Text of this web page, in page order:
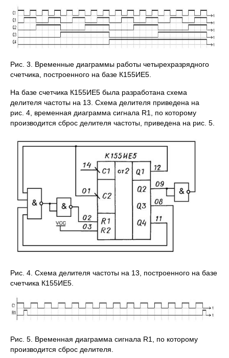
Рис. 3. Временные диаграммы работы четырехразрядного
счетчика, построенного на базе К155ИЕ5.
На базе счетчика К155ИЕ5 была разработана схема
делителя частоты на 13. Схема делителя приведена на
рис. 4, временная диаграмма сигнала R1, по которому
производится сброс делителя частоты, приведена на рис. 5.
Рис. 4. Схема делителя частоты на 13, построенного на базе
счетчика К155ИЕ5.
Рис. 5. Временная диаграмма сигнала R1, по которому
производится сброс делителя.